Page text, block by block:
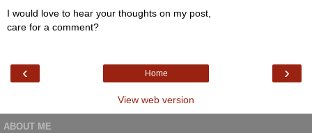
I would love to hear your thoughts on my post,
care for a comment?
‹ ›
Home
View web version
ABOUT ME